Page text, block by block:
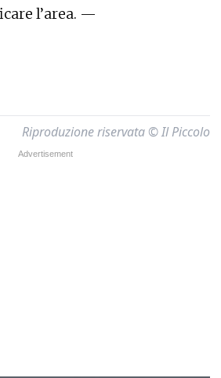
l’area. —
Riproduzione riservata © Il Piccolo